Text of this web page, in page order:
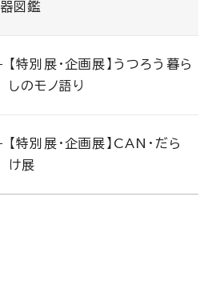
器図鑑
【特別展・企画展】うつろう暮ら
しのモノ語り
【特別展・企画展】CAN・だら
け展